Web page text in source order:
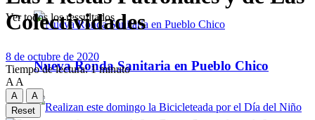
Nueva Ronda Sanitaria en Pueblo Chico
Ver todos los ressultados
Colectividades
8 de octubre de 2020
Tiempo de lectura: 1 minuto
A A
A
A
Reset